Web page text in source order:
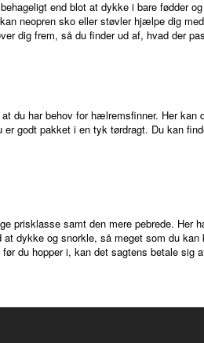
end blot at dykke i bare fødder
neopren sko eller støvler hjælpe dig
dig frem, så du finder ud af, hvad der
du har behov for hælremsfinner. Her
godt pakket i en tyk tørdragt. Du kan
prisklasse samt den mere pebrede. Her
dykke og snorkle, så meget som du
du hopper i, kan det sagtens betale sig